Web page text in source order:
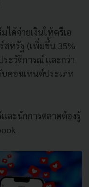
ด้จ่ายเงินให้ครีเอ
สหรัฐ (เพิ่มขึ้น 35%
ระวัติการณ์ และกว่า
บคอนเทนต์ประเภท
ละนักการตลาดต้องรู้